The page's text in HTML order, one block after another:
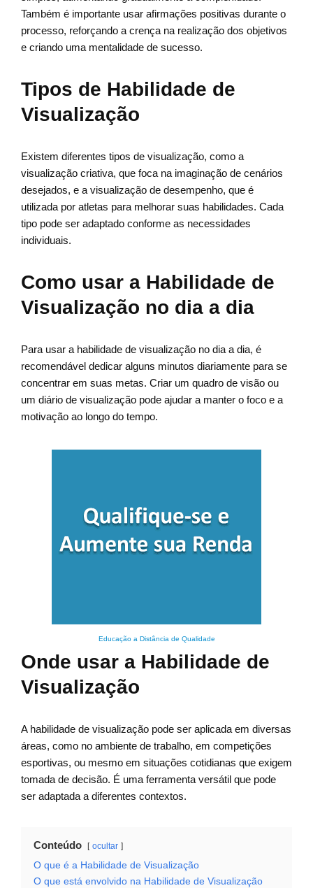
Também é importante usar afirmações positivas durante o
processo, reforçando a crença na realização dos objetivos
e criando uma mentalidade de sucesso.
Tipos de Habilidade de
Visualização
Existem diferentes tipos de visualização, como a
visualização criativa, que foca na imaginação de cenários
desejados, e a visualização de desempenho, que é
utilizada por atletas para melhorar suas habilidades. Cada
tipo pode ser adaptado conforme as necessidades
individuais.
Como usar a Habilidade de
Visualização no dia a dia
Para usar a habilidade de visualização no dia a dia, é
recomendável dedicar alguns minutos diariamente para se
concentrar em suas metas. Criar um quadro de visão ou
um diário de visualização pode ajudar a manter o foco e a
motivação ao longo do tempo.
Educação a Distância de Qualidade
Onde usar a Habilidade de
Visualização
A habilidade de visualização pode ser aplicada em diversas
áreas, como no ambiente de trabalho, em competições
esportivas, ou mesmo em situações cotidianas que exigem
tomada de decisão. É uma ferramenta versátil que pode
ser adaptada a diferentes contextos.
Conteúdo ocultar
O que é a Habilidade de Visualização
O que está envolvido na Habilidade de Visualização